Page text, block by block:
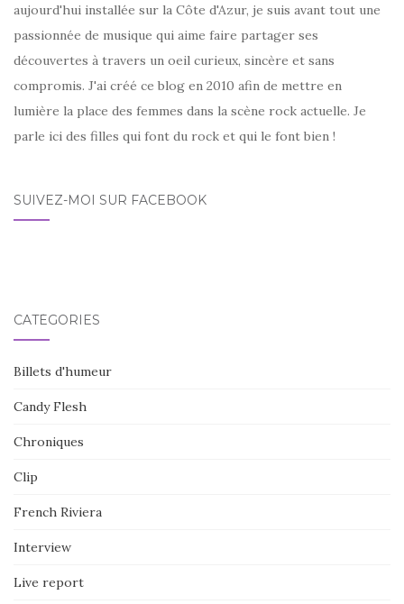
aujourd'hui installée sur la Côte d'Azur, je suis avant tout une
passionnée de musique qui aime faire partager ses
découvertes à travers un oeil curieux, sincère et sans
compromis. J'ai créé ce blog en 2010 afin de mettre en
lumière la place des femmes dans la scène rock actuelle. Je
parle ici des filles qui font du rock et qui le font bien !
SUIVEZ-MOI SUR FACEBOOK
CATÉGORIES
Billets d'humeur
Candy Flesh
Chroniques
Clip
French Riviera
Interview
Live report